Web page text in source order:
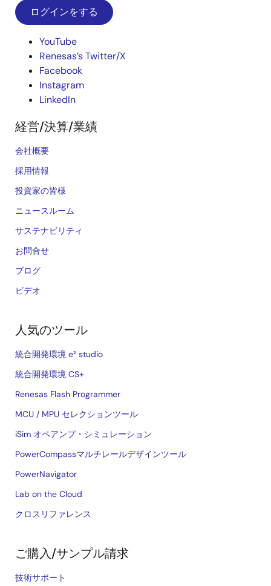
ログインをする
YouTube
Renesas’s Twitter/X
Facebook
Instagram
LinkedIn
経営/決算/業績
会社概要
採用情報
投資家の皆様
ニュースルーム
サステナビリティ
お問合せ
ブログ
ビデオ
人気のツール
統合開発環境 e² studio
統合開発環境 CS+
Renesas Flash Programmer
MCU / MPU セレクションツール
iSim オペアンプ・シミュレーション
PowerCompassマルチレールデザインツール
PowerNavigator
Lab on the Cloud
クロスリファレンス
ご購入/サンプル請求
技術サポート